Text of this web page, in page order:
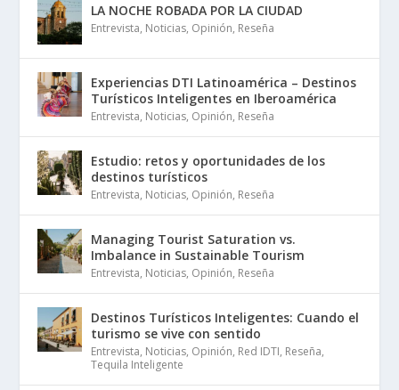
LA NOCHE ROBADA POR LA CIUDAD
Entrevista, Noticias, Opinión, Reseña
Experiencias DTI Latinoamérica – Destinos
Turísticos Inteligentes en Iberoamérica
Entrevista, Noticias, Opinión, Reseña
Estudio: retos y oportunidades de los
destinos turísticos
Entrevista, Noticias, Opinión, Reseña
Managing Tourist Saturation vs.
Imbalance in Sustainable Tourism
Entrevista, Noticias, Opinión, Reseña
Destinos Turísticos Inteligentes: Cuando el
turismo se vive con sentido
Entrevista, Noticias, Opinión, Red IDTI, Reseña,
Tequila Inteligente